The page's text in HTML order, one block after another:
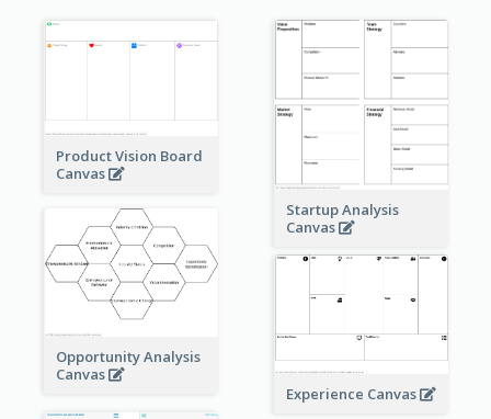
Product Vision Board
Canvas
Startup Analysis
Canvas
Opportunity Analysis
Canvas
Experience Canvas